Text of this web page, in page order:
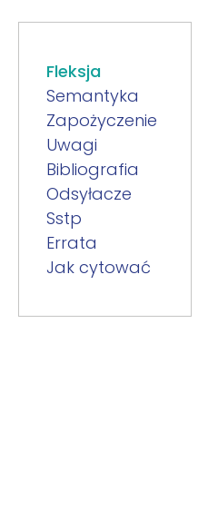
Fleksja
Semantyka
Zapożyczenie
Uwagi
Bibliografia
Odsyłacze
Sstp
Errata
Jak cytować